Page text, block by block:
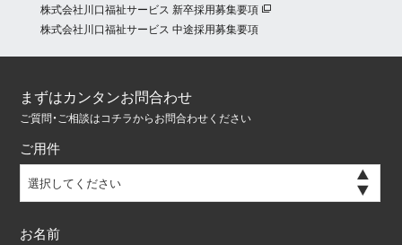
株式会社川口福祉サービス 新卒採用募集要項
株式会社川口福祉サービス 中途採用募集要項
まずはカンタンお問合わせ
ご質問・ご相談はコチラからお問合わせください
ご用件
選択してください
お名前